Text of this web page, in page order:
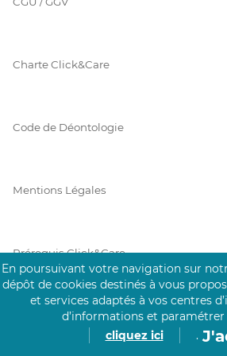
Charte Click&Care
Code de Déontologie
Mentions Légales
Prérequis Click&Care
Protection des Données
En poursuivant votre navigation sur
dépôt de cookies destinés à vous
et services adaptés à vos centres
d’informations et paramétrer
cliquez ici
.